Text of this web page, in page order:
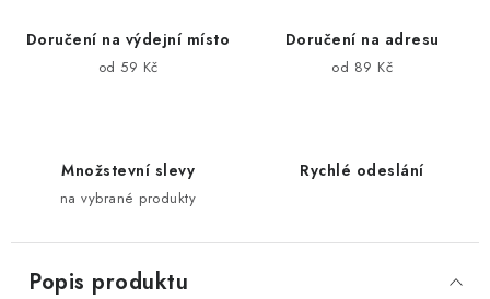
Doručení na výdejní místo
od 59 Kč
Doručení na adresu
od 89 Kč
Množstevní slevy
na vybrané produkty
Rychlé odeslání
Popis produktu